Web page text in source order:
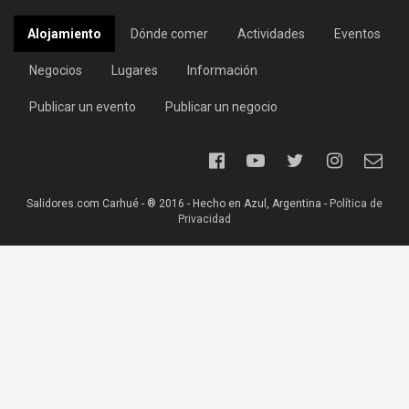
Alojamiento Dónde comer Actividades Eventos
Negocios Lugares Información
Publicar un evento Publicar un negocio
Salidores.com Carhué - ® 2016 - Hecho en Azul, Argentina - Política de
Privacidad